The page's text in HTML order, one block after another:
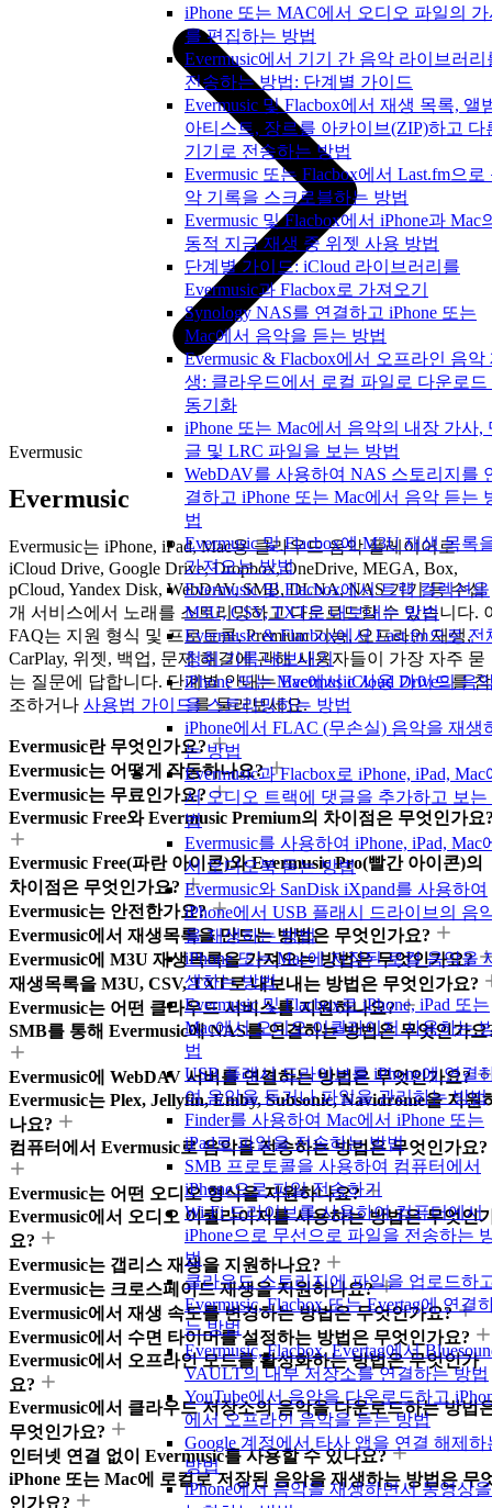
iPhone 또는 MAC에서 오디오 파일의
를 편집하는 방법
Evermusic에서 기기 간 음악 라이브러리
전송하는 방법: 단계별 가이드
Evermusic 및 Flacbox에서 재생 목록, 앨
아티스트, 장르를 아카이브(ZIP)하고 다
기기로 전송하는 방법
Evermusic 또는 Flacbox에서 Last.fm으로
악 기록을 스크로블하는 방법
Evermusic 및 Flacbox에서 iPhone과 Mac
동적 지금 재생 중 위젯 사용 방법
단계별 가이드: iCloud 라이브러리를
Evermusic과 Flacbox로 가져오기
Synology NAS를 연결하고 iPhone 또는
Mac에서 음악을 듣는 방법
Evermusic & Flacbox에서 오프라인 음악
생: 클라우드에서 로컬 파일로 다운로드
동기화
iPhone 또는 Mac에서 음악의 내장 가사,
글 및 LRC 파일을 보는 방법
WebDAV를 사용하여 NAS 스토리지를
결하고 iPhone 또는 Mac에서 음악 듣는
법
Evermusic 및 Flacbox에 M3U 재생 목록
가져오는 방법
Evermusic 및 Flacbox에서 트랙 컬렉션을
M3U, CSV, TXT로 내보내는 방법
Evermusic & Flacbox에서 Last.fm으로 전
청취 기록 내보내기
iPhone 또는 Mac에서 iCloud Drive의 음
을 스트리밍하는 방법
iPhone에서 FLAC (무손실) 음악을 재생
는 방법
Evermusic과 Flacbox로 iPhone, iPad, Mac
서 오디오 트랙에 댓글을 추가하고 보는
법
Evermusic를 사용하여 iPhone, iPad, Mac
서 오디오북 듣는 방법
Evermusic와 SanDisk iXpand를 사용하여
iPhone에서 USB 플래시 드라이브의 음
을 재생하는 방법
iPhone 또는 Mac에 저장된 로컬 음악을
생하는 방법
Evermusic 및 Flacbox로 iPhone, iPad 또는
Mac에서 오디오 이퀄라이저 사용하는
법
USB 플래시 드라이브를 iPhone에 연결
여 음악을 듣거나 파일을 관리하는 방법
Finder를 사용하여 Mac에서 iPhone 또는
iPad로 파일을 전송하는 방법
SMB 프로토콜을 사용하여 컴퓨터에서
iPhone으로 파일 전송하기
Wi-Fi 드라이브를 사용하여 컴퓨터에서
iPhone으로 무선으로 파일을 전송하는
법
클라우드 스토리지에 파일을 업로드하
Evermusic, Flacbox 또는 Evertag에 연결
는 방법
Evermusic, Flacbox, Evertag에서
VAULT의 내부 저장소를 연결하는 방법
YouTube에서 음악을 다운로드하고
에서 오프라인 음악을 듣는 방법
Google 계정에서 타사 앱을 연결 해제하
방법
iPhone에서 음악을 재생하면서 동영상을
Evermusic
Evermusic
Evermusic는 iPhone, iPad, Mac용 클라우드 음악 플레이어로
iCloud Drive, Google Drive, Dropbox, OneDrive, MEGA, Box,
pCloud, Yandex Disk, WebDAV, SMB, DLNA, NAS 기기 등 수십
개 서비스에서 노래를 스트리밍하고 다운로드할 수 있습니다.
FAQ는 지원 형식 및 프로토콜, Premium 기능, 오프라인 재생,
CarPlay, 위젯, 백업, 문제 해결에 관해 사용자들이 가장 자주 묻
는 질문에 답합니다. 단계별 안내는Evermusic 사용 가이드를 참
조하거나 사용법 가이드를 둘러보세요.
Evermusic란 무엇인가요?
Evermusic는 어떻게 작동하나요?
Evermusic는 무료인가요?
Evermusic Free와 Evermusic Premium의 차이점은 무엇인가요
Evermusic Free(파란 아이콘)와 Evermusic Pro(빨간 아이콘)의
차이점은 무엇인가요?
Evermusic는 안전한가요?
Evermusic에서 재생목록을 만드는 방법은 무엇인가요?
Evermusic에 M3U 재생목록을 가져오는 방법은 무엇인가요?
재생목록을 M3U, CSV, TXT로 내보내는 방법은 무엇인가요?
Evermusic는 어떤 클라우드 서비스를 지원하나요?
SMB를 통해 Evermusic에 NAS를 연결하는 방법은 무엇인가요
Evermusic에 WebDAV 서버를 연결하는 방법은 무엇인가요?
Evermusic는 Plex, Jellyfin, Emby, Subsonic, Navidrome을 지원
나요?
컴퓨터에서 Evermusic로 음악을 전송하는 방법은 무엇인가요?
Evermusic는 어떤 오디오 형식을 지원하나요?
Evermusic에서 오디오 이퀄라이저를 사용하는 방법은 무엇인
요?
Evermusic는 갭리스 재생을 지원하나요?
Evermusic는 크로스페이드 재생을 지원하나요?
Evermusic에서 재생 속도를 변경하는 방법은 무엇인가요?
Evermusic에서 수면 타이머를 설정하는 방법은 무엇인가요?
Evermusic에서 오프라인 모드를 활성화하는 방법은 무엇인가
요?
Evermusic에서 클라우드 저장소의 음악을 다운로드하는 방법
무엇인가요?
인터넷 연결 없이 Evermusic를 사용할 수 있나요?
iPhone 또는 Mac에 로컬로 저장된 음악을 재생하는 방법은 무
인가요?